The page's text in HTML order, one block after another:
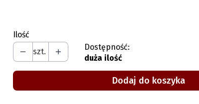
Ilość
szt.
Dostępność:
duża ilość
Dodaj do koszyka